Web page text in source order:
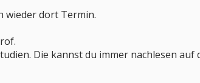
wieder dort Termin.
Die kannst du immer nachlesen auf